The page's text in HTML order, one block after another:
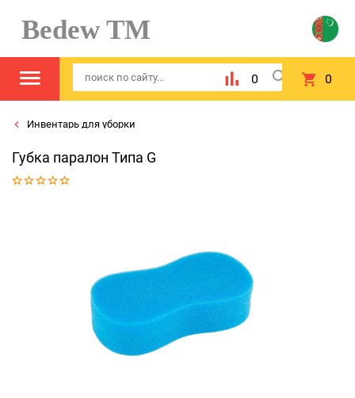
Bedew TM
0 0
Инвентарь для уборки
Губка паралон Типа G